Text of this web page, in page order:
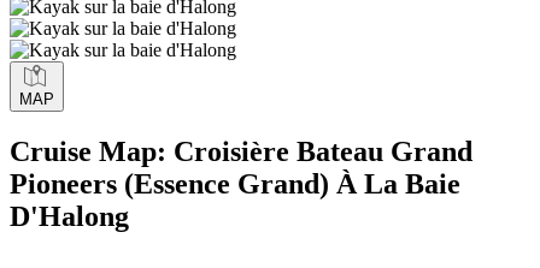
MAP
Cruise Map: Croisière Bateau Grand
Pioneers (Essence Grand) À La Baie
D'Halong